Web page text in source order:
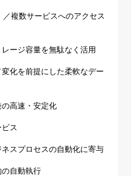
複数サービスへのアクセス
ージ容量を無駄なく活用
化を前提にした柔軟なデー
高速・安定化
ス
スプロセスの自動化に寄与
自動執行